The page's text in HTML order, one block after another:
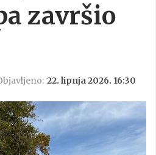
završio
22. lipnja 2026. 16:30